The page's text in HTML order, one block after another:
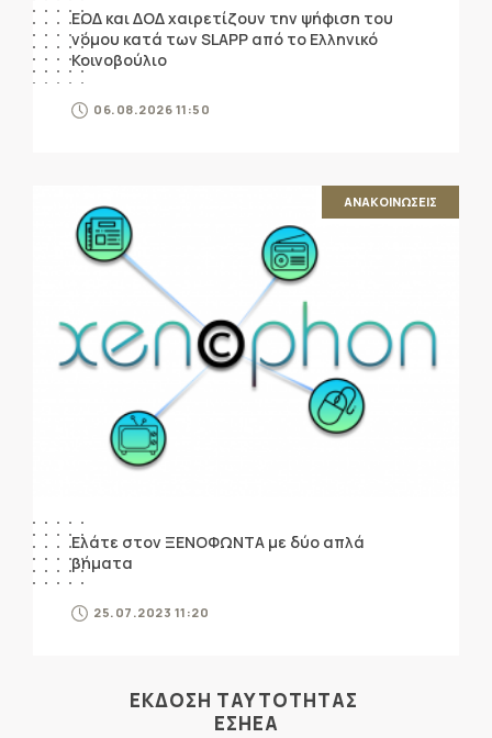
ΕΟΔ και ΔΟΔ χαιρετίζουν την ψήφιση του
νόμου κατά των SLAPP από το Ελληνικό
Κοινοβούλιο
06.08.2026 11:50
ΑΝΑΚΟΙΝΩΣΕΙΣ
Ελάτε στον ΞΕΝΟΦΩΝΤΑ με δύο απλά
βήματα
25.07.2023 11:20
ΕΚΔΟΣΗ ΤΑΥΤΟΤΗΤΑΣ
ΕΣΗΕΑ